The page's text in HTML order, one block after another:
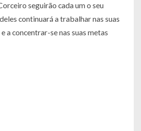
seguirão cada um o seu
continuará a trabalhar nas suas
a concentrar-se nas suas metas